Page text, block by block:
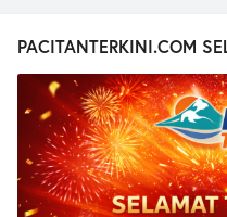
PACITANTERKINI.COM